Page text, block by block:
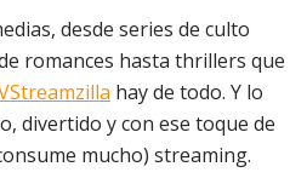
desde series de culto
romances hasta thrillers que
hay de todo. Y lo
divertido y con ese toque de
mucho) streaming.